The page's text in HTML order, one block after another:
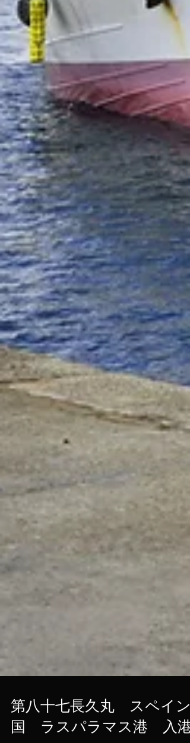
第八十七長久丸 スペイン